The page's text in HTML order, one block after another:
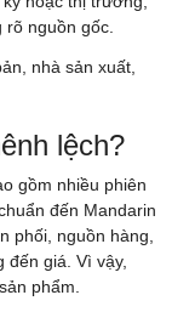
nguồn gốc.
nhà sản xuất,
lệch?
gồm nhiều phiên
đến Mandarin
phối, nguồn hàng,
giá. Vì vậy,
phẩm.